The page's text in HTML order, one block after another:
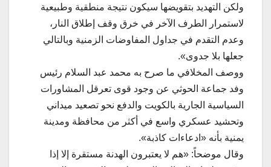
ولكن التهديد بتقويضها سيكون نتيجة منطقية وطبيعية
لاستمرار الطرف الآخر في خرق وقف إطلاق النار،
وعدم التقدم في جداول المفاوضات الزمنية وبالتالي
جعلها بلا جدوى».
ووصف المخلافي ما صرح به محمد عبد السلام رئيس
وفد جماعة الحوثي عن وجود قوى تعرقل المشاورات
السياسية الجارية بالكويت والدفع نحو تصعيد ميداني
وتحشيد عسكري واسع في أكثر من محافظة ومدينة
يمنية بأنه «ادعاءات كاذبة».
وقال موضحاً: «هم لا يعتبرون الهدنة مستقرة إلا إذا